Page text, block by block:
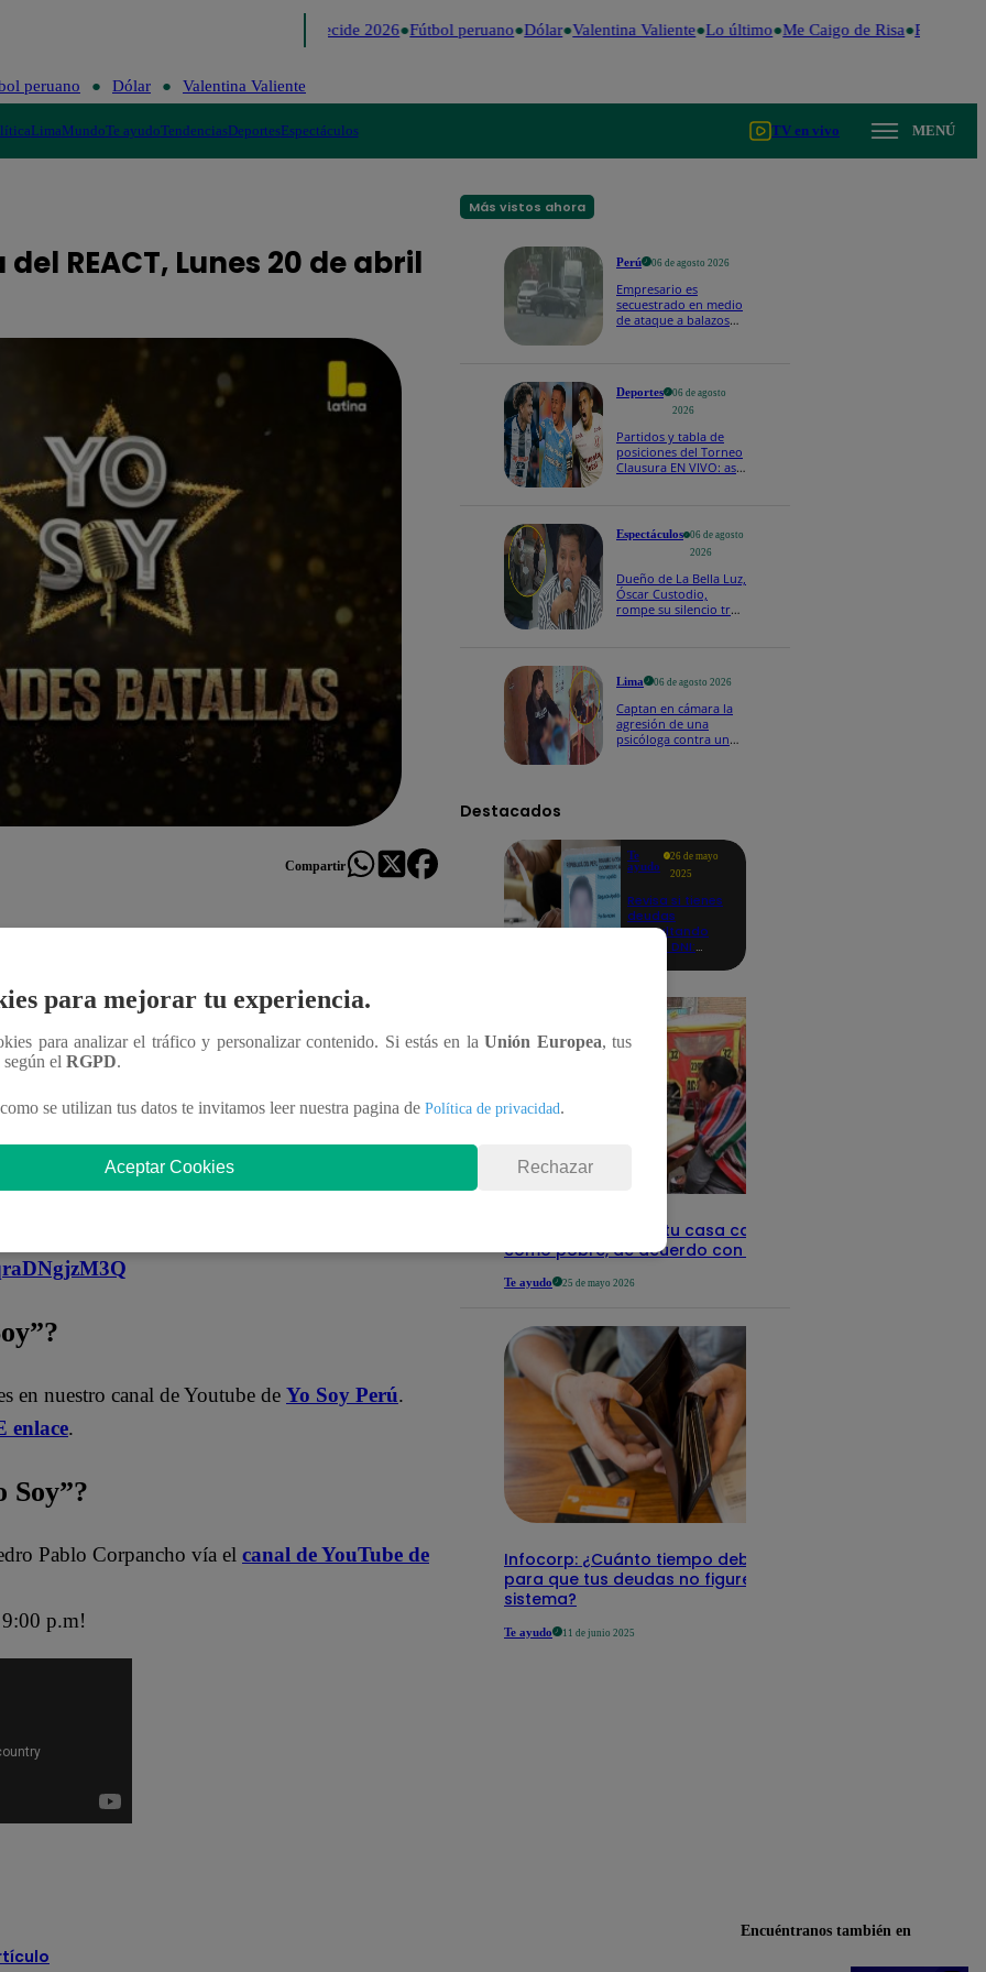
Perú Decide 2026 Fútbol peruano Dólar Valentina Valiente Lo último Me Caigo de Risa Perú
peruano Dólar Valentina Valiente
LimaMundoTe ayudoTendenciasDeportesEspectáculos TV en vivo MENÚ
REACT, Lunes 20 de abril
Compartir
qué es lo que piensan los televidentes. A
Escoge una respuesta y da click
en ella para
con los talentos, obtén datos inéditos y
en nuestro canal de Youtube de Yo Soy Perú.
enlace.
Soy”?
Pablo Corpancho vía el canal de YouTube de
p.m!
Más vistos ahora
Perú 06 de agosto 2026
Empresario es
secuestrado en medio
de ataque a balazos
Deportes
06 de agosto
2026
Partidos y tabla de
posiciones del Torneo
Clausura EN VIVO: así
Espectáculos
06 de agosto
2026
Dueño de La Bella Luz,
Óscar Custodio,
rompe su silencio tras
Lima 06 de agosto 2026
Captan en cámara la
agresión de una
psicóloga contra un
Destacados
Te
ayudo
26 de mayo
2025
Revisa si tienes
deudas
consultando
con tu DNI:
Revisa con tu DNI si tu casa califica
como pobre, de acuerdo con el Sisfoh
Te ayudo 25 de mayo 2026
Infocorp: ¿Cuánto tiempo debe pasar
para que tus deudas no figuren en su
sistema?
Te ayudo 11 de junio 2025
para mejorar tu experiencia.
para analizar el tráfico y personalizar contenido. Si estás en laUnión Europea, tus
según el RGPD.
se utilizan tus datos te invitamos leer nuestra pagina de Política de privacidad.
Aceptar Cookies Rechazar
Encuéntranos también en